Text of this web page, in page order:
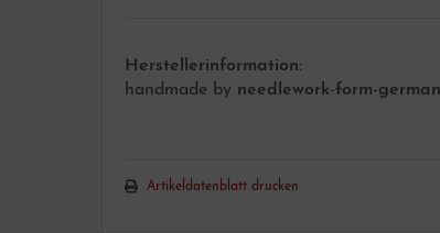
Herstellerinformation:
handmade by needlework-form-
Artikeldatenblatt drucken